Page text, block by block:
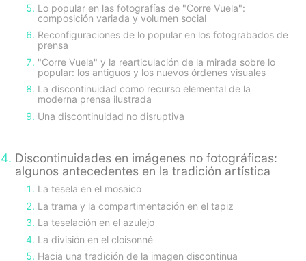
Lo popular en las fotografías de "Corre Vuela":
composición variada y volumen social
Reconfiguraciones de lo popular en los fotograbados de
prensa
"Corre Vuela" y la rearticulación de la mirada sobre lo
popular: los antiguos y los nuevos órdenes visuales
La discontinuidad como recurso elemental de la
moderna prensa ilustrada
Una discontinuidad no disruptiva
Discontinuidades en imágenes no fotográficas:
algunos antecedentes en la tradición artística
La tesela en el mosaico
La trama y la compartimentación en el tapiz
La teselación en el azulejo
La división en el cloisonné
Hacia una tradición de la imagen discontinua